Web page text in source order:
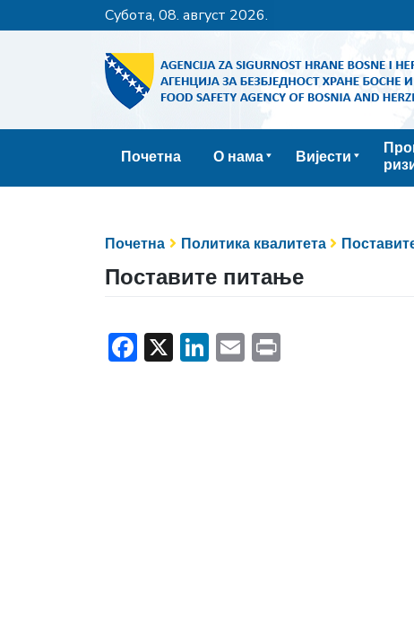
субота, 08. август 2026.
Почетна О нама Вијести
Почетна Политика квалитета
Поставите питање
Facebook
X LinkedIn
Email